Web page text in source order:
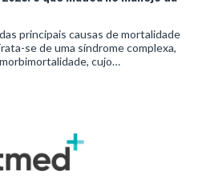
principais causas de mortalidade
se de uma síndrome complexa,
cujo